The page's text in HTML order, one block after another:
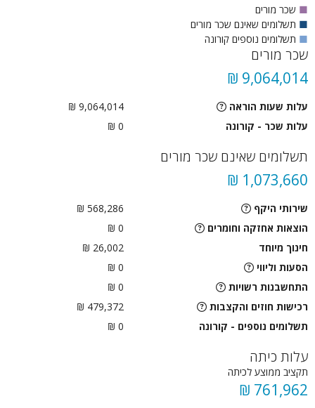
■ שכר מורים
■ תשלומים שאינם שכר מורים
■ תשלומים נוספים קורונה
שכר מורים
9,064,014 ₪
עלות שעות הוראה
9,064,014 ₪
עלות שכר - קורונה
0 ₪
תשלומים שאינם שכר מורים
1,073,660 ₪
שירותי היקף
568,286 ₪
הוצאות אחזקה וחומרים
0 ₪
חינוך מיוחד
26,002 ₪
הסעות וליווי
0
₪
התחשבנות רשויות
0
₪
רכישות חוזים והקצבות
479,372 ₪
תשלומים נוספים - קורונה
0 ₪
עלות כיתה
תקציב ממוצע לכיתה
761,962 ₪